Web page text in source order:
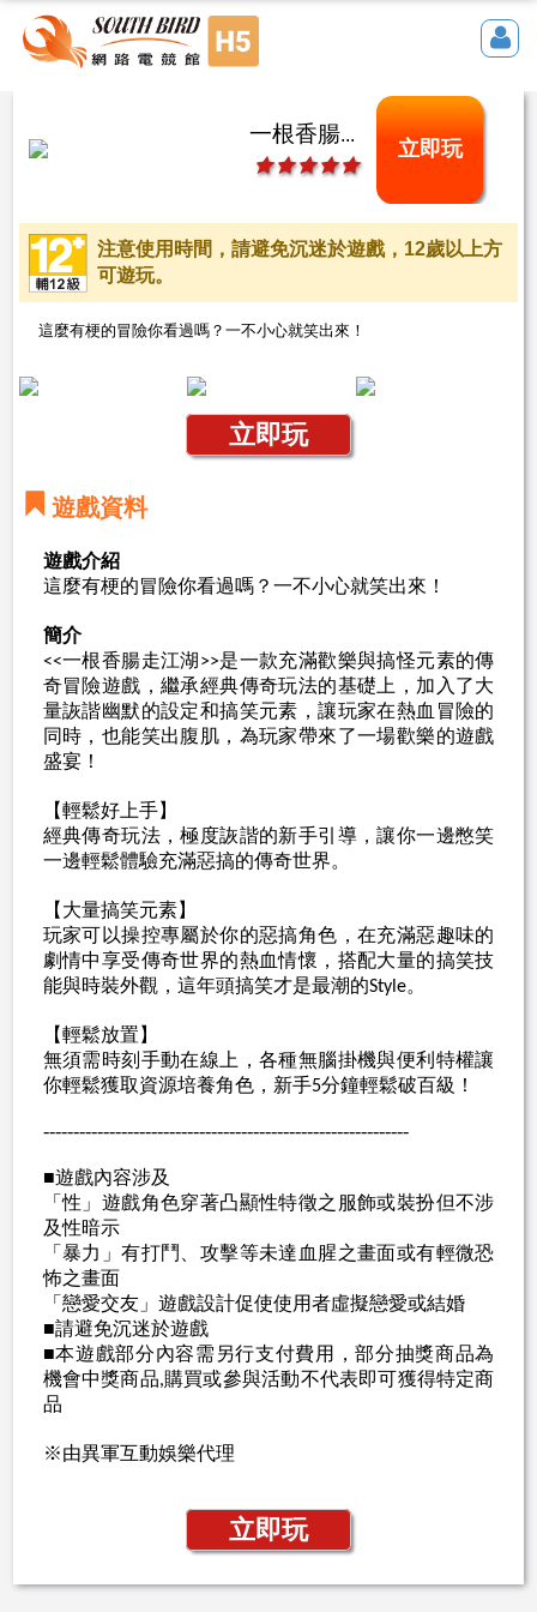
一根香腸走江湖
立即玩
注意使用時間，請避免沉迷於遊戲，12歲以上方
可遊玩。
這麼有梗的冒險你看過嗎？一不小心就笑出來！
立即玩
遊戲資料
遊戲介紹
這麼有梗的冒險你看過嗎？一不小心就笑出來！
簡介
<<一根香腸走江湖 >>是一款充滿歡樂與搞怪元素的傳
奇冒險遊戲，繼承經典傳奇玩法的基礎上，加入了大
量詼諧幽默的設定和搞笑元素，讓玩家在熱血冒險的
同時，也能笑出腹肌，為玩家帶來了一場歡樂的遊戲
盛宴！
【輕鬆好上手】
經典傳奇玩法，極度詼諧的新手引導，讓你一邊憋笑
一邊輕鬆體驗充滿惡搞的傳奇世界。
【大量搞笑元素】
玩家可以操控專屬於你的惡搞角色，在充滿惡趣味的
劇情中享受傳奇世界的熱血情懷，搭配大量的搞笑技
能與時裝外觀，這年頭搞笑才是最潮的Style。
【輕鬆放置】
無須需時刻手動在線上，各種無腦掛機與便利特權讓
你輕鬆獲取資源培養角色，新手5分鐘輕鬆破百級！
-------------------------------------------------------------
■遊戲內容涉及
「性」遊戲角色穿著凸顯性特徵之服飾或裝扮但不涉
及性暗示
「暴力」有打鬥、攻擊等未達血腥之畫面或有輕微恐
怖之畫面
「戀愛交友」遊戲設計促使使用者虛擬戀愛或結婚
■請避免沉迷於遊戲
■本遊戲部分內容需另行支付費用，部分抽獎商品為
機會中獎商品,購買或參與活動不代表即可獲得特定商
品
※由異軍互動娛樂代理
立即玩